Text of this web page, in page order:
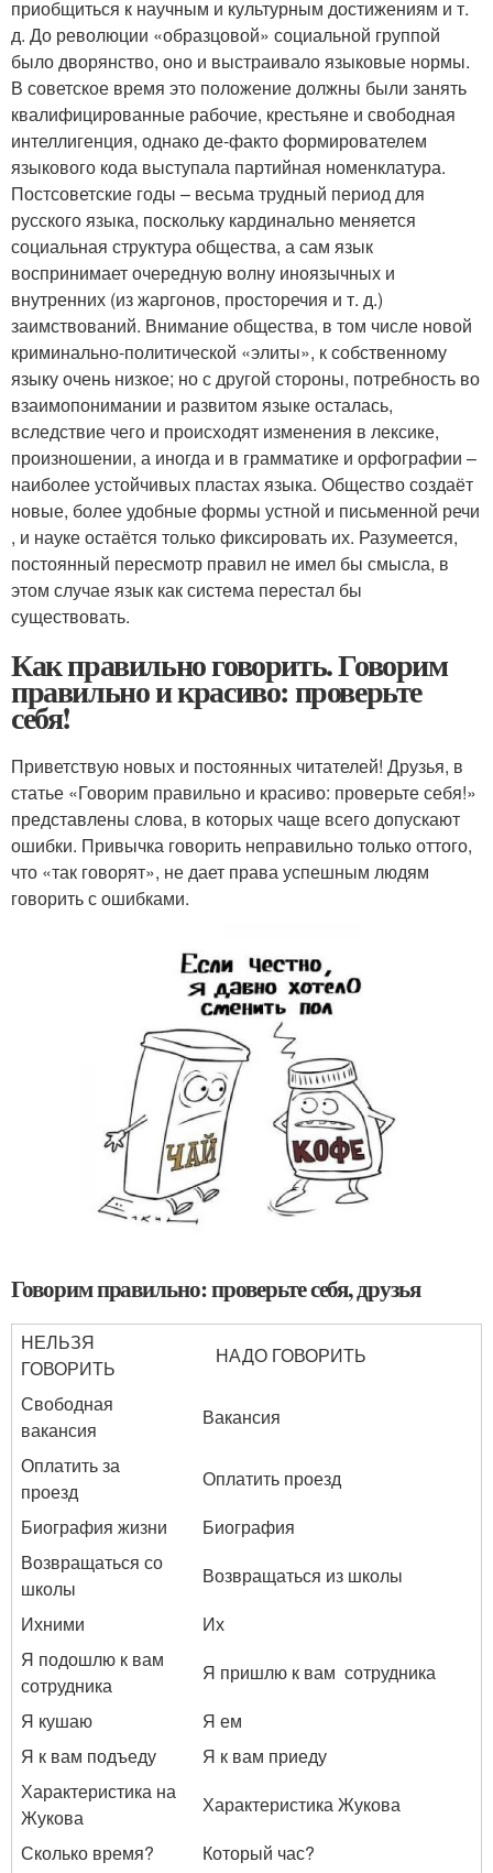
приобщиться к научным и культурным достижениям и т.
д. До революции «образцовой» социальной группой
было дворянство, оно и выстраивало языковые нормы.
В советское время это положение должны были занять
квалифицированные рабочие, крестьяне и свободная
интеллигенция, однако де-факто формирователем
языкового кода выступала партийная номенклатура.
Постсоветские годы – весьма трудный период для
русского языка, поскольку кардинально меняется
социальная структура общества, а сам язык
воспринимает очередную волну иноязычных и
внутренних (из жаргонов, просторечия и т. д.)
заимствований. Внимание общества, в том числе новой
криминально-политической «элиты», к собственному
языку очень низкое; но с другой стороны, потребность во
взаимопонимании и развитом языке осталась,
вследствие чего и происходят изменения в лексике,
произношении, а иногда и в грамматике и орфографии –
наиболее устойчивых пластах языка. Общество создаёт
новые, более удобные формы устной и письменной речи
, и науке остаётся только фиксировать их. Разумеется,
постоянный пересмотр правил не имел бы смысла, в
этом случае язык как система перестал бы
существовать.
Как правильно говорить. Говорим
правильно и красиво: проверьте
себя!
Приветствую новых и постоянных читателей! Друзья, в
статье «Говорим правильно и красиво: проверьте себя!»
представлены слова, в которых чаще всего допускают
ошибки. Привычка говорить неправильно только оттого,
что «так говорят», не дает права успешным людям
говорить с ошибками.
Говорим правильно: проверьте себя, друзья
НЕЛЬЗЯ
ГОВОРИТЬ
НАДО ГОВОРИТЬ
Свободная
вакансия
Вакансия
Оплатить за
проезд
Оплатить проезд
Биография жизни
Биография
Возвращаться со
школы
Возвращаться из школы
Ихними
Их
Я подошлю к вам
сотрудника
Я пришлю к вам сотрудника
Я кушаю
Я ем
Я к вам подъеду
Я к вам приеду
Характеристика на
Жукова
Характеристика Жукова
Сколько время?
Который час?